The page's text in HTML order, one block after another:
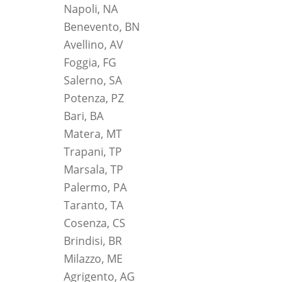
Napoli, NA
Benevento, BN
Avellino, AV
Foggia, FG
Salerno, SA
Potenza, PZ
Bari, BA
Matera, MT
Trapani, TP
Marsala, TP
Palermo, PA
Taranto, TA
Cosenza, CS
Brindisi, BR
Milazzo, ME
Agrigento, AG